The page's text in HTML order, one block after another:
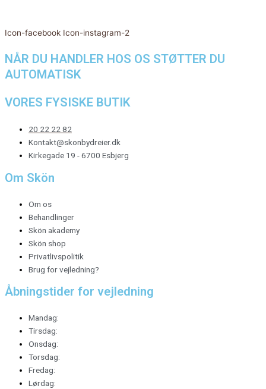
Icon-facebook Icon-instagram-2
NÅR DU HANDLER HOS OS STØTTER DU
AUTOMATISK
VORES FYSISKE BUTIK
20 22 22 82
Kontakt@skonbydreier.dk
Kirkegade 19 - 6700 Esbjerg
Om Skön
Om os
Behandlinger
Skön akademy
Skön shop
Privatlivspolitik
Brug for vejledning?
Åbningstider for vejledning
Mandag:
Tirsdag:
Onsdag:
Torsdag:
Fredag:
Lørdag: